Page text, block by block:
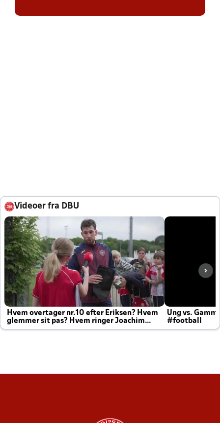
Videoer fra DBU
Hvem overtager nr.10 efter Eriksen? Hvem
glemmer sit pas? Hvem ringer Joachim
altid til efter kampe?
Ung vs.
#football